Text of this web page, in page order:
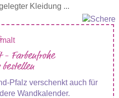
Kleidung ...
- Farbenfrohe
Pfalz verschenkt auch für
Wandkalender.